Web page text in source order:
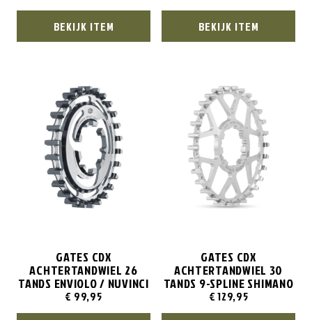
BEKIJK ITEM BEKIJK ITEM
GATES CDX
ACHTERTANDWIEL 26
TANDS ENVIOLO / NUVINCI
€ 99,95
GATES CDX
ACHTERTANDWIEL 30
TANDS 9-SPLINE SHIMANO
€129,95